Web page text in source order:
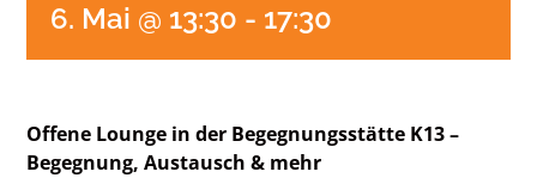
6. Mai @ 13:30 - 17:30
Offene Lounge in der Begegnungsstätte K13 –
Begegnung, Austausch & mehr